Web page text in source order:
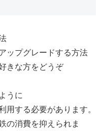
ップグレードする方法
きな方をどうぞ
うに
用する必要があります。
の消費を抑えられま